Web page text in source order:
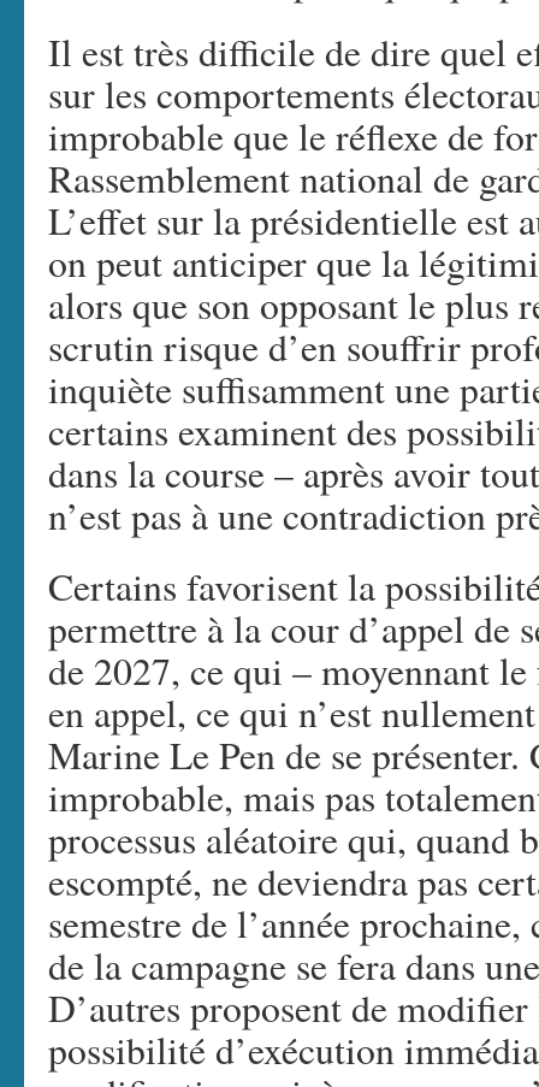
Il est très difficile de dire quel
sur les comportements
improbable que le réflexe de
Rassemblement national de
L’effet sur la présidentielle est
on peut anticiper que la
alors que son opposant le plus
scrutin risque d’en souffrir
inquiète suffisamment une
certains examinent des
dans la course – après avoir
n’est pas à une contradiction
Certains favorisent la
permettre à la cour d’appel de
de 2027, ce qui – moyennant
en appel, ce qui n’est
Marine Le Pen de se présenter.
improbable, mais pas
processus aléatoire qui, quand
escompté, ne deviendra pas
semestre de l’année
de la campagne se fera dans
D’autres proposent de
possibilité d’exécution